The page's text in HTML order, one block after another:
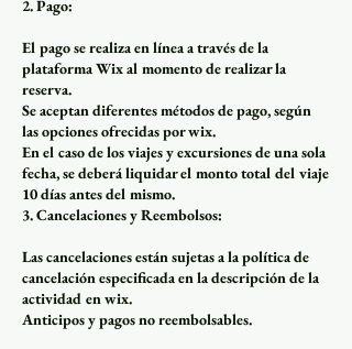
2. Pago:
El pago se realiza en línea a través de la
plataforma Wix al momento de realizar la
reserva.
Se aceptan diferentes métodos de pago, según
las opciones ofrecidas por wix.
En el caso de los viajes y excursiones de una sola
fecha, se deberá liquidar el monto total del viaje
10 días antes del mismo.
3. Cancelaciones y Reembolsos:
Las cancelaciones están sujetas a la política de
cancelación especificada en la descripción de la
actividad en wix.
Anticipos y pagos no reembolsables.